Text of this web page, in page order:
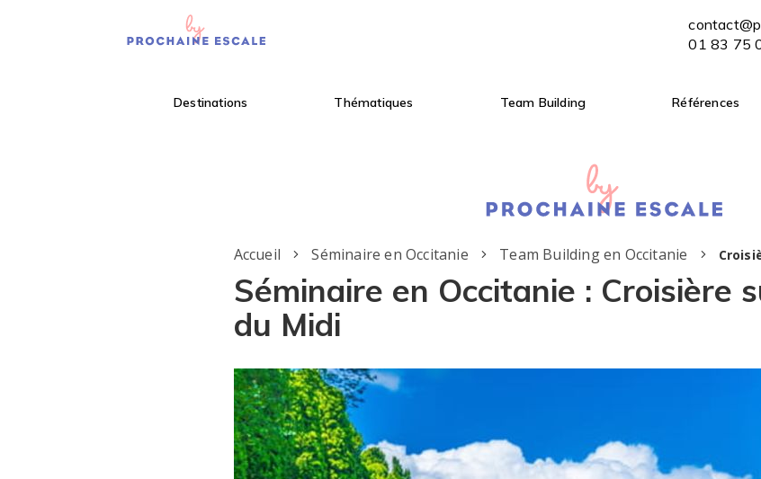
ENVOYER
01 83 75
Destinations Thématiques Team Building Références
Accueil Séminaire en Occitanie Team Building en Occitanie
Séminaire en Occitanie : Croisière
du Midi